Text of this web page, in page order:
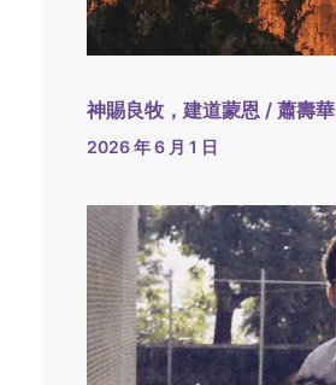
神賜良牧，建道蒙恩 / 蕭壽華
2026 年 6 月 1 日